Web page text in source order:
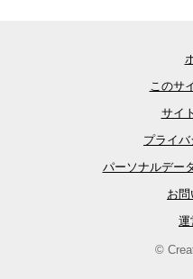
このサ
サイ
プライ
パーソナルデー
お
運
©